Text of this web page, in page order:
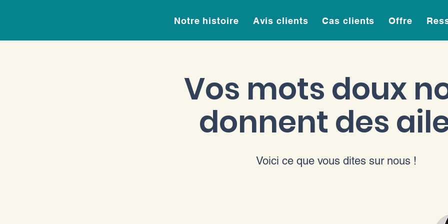
Notre histoire Avis clients Cas clients Offre
Vos mots doux
donnent des
Voici ce que vous dites sur nous !